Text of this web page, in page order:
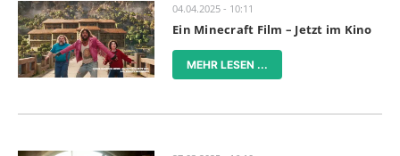
04.04.2025 - 10:11
Ein Minecraft Film – Jetzt im Kino
MEHR LESEN ...